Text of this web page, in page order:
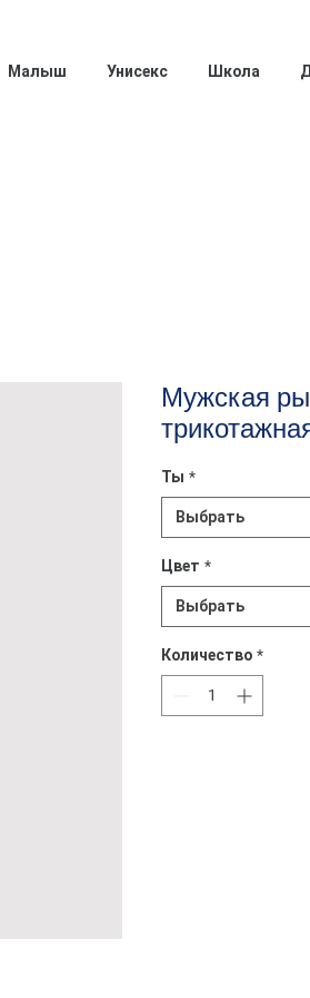
Малыш Унисекс Школа
Мужская
Ты *
Выбрать
Цвет *
Выбрать
Количество *